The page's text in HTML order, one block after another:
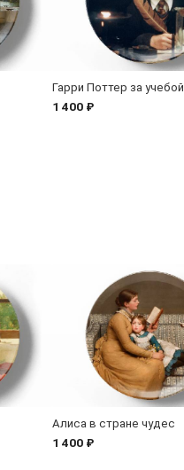
Гарри Поттер за учебой
1 400 ₽
Алиса в стране чудес
1 400 ₽